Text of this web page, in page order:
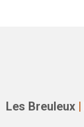
Les Breuleux |